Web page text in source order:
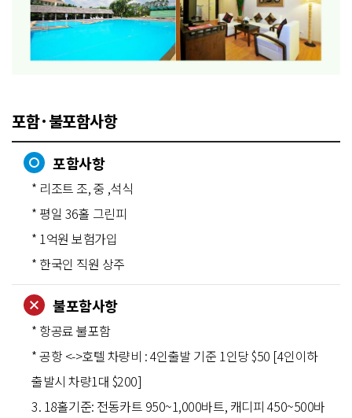
포함·불포함사항
포함사항
* 리조트 조, 중 ,석식
* 평일 36홀 그린피
* 1억원 보험가입
* 한국인 직원 상주
불포함사항
* 항공료 불포함
* 공항 <->호텔 차량비 : 4인출발 기준 1인당 $50 [4인이하
출발시 차량1대 $200]
3. 18홀기준: 전동카트 950~1,000바트, 캐디피 450~500바